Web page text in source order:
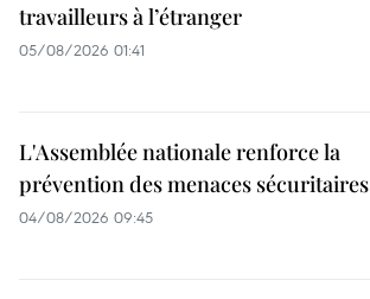
travailleurs à l’étranger
05/08/2026 01:41
L'Assemblée nationale renforce la
prévention des menaces sécuritaires
04/08/2026 09:45